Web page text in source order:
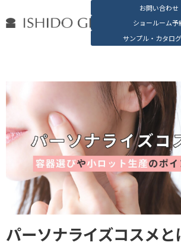
お問い合わせ
ショールーム予
サンプル・カタロ
石堂硝子の特長
石堂硝子が選ばれる理由
お役立ち資料
ブログ
会社概要
English
パーソナライズコスメ